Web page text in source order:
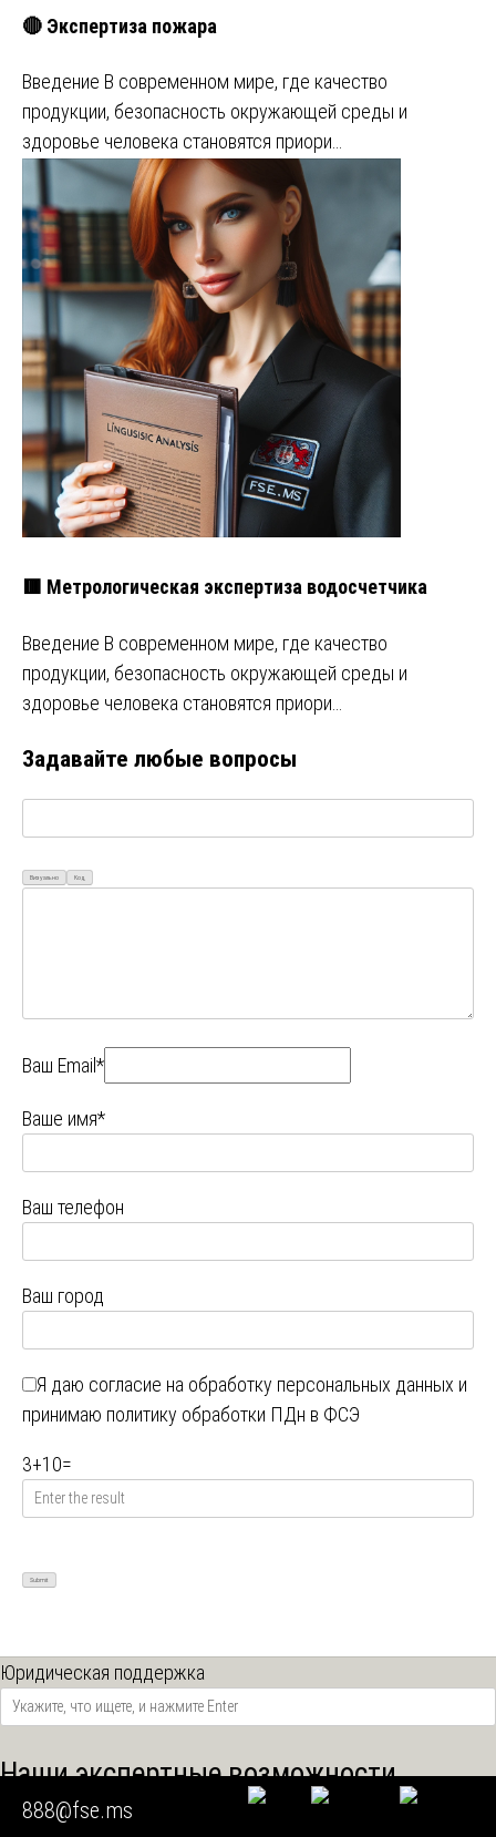
🔴 Экспертиза пожара
Введение В современном мире, где качество
продукции, безопасность окружающей среды и
здоровье человека становятся приори…
🟥 Метрологическая экспертиза водосчетчика
Введение В современном мире, где качество
продукции, безопасность окружающей среды и
здоровье человека становятся приори…
Задавайте любые вопросы
Визуально Код
Ваш Email*
Ваше имя*
Ваш телефон
Ваш город
Я даю согласие на обработку персональных данных и
принимаю политику обработки ПДн в ФСЭ
3+10=
Юридическая поддержка
Наши экспертные возможности
888@fse.ms